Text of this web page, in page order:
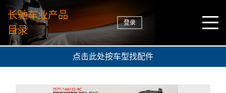
长驰车业产品
目录
登录
点击此处按车型找配件